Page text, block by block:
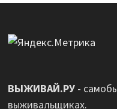
ВЫЖИВАЙ.РУ-
выживальщиках.